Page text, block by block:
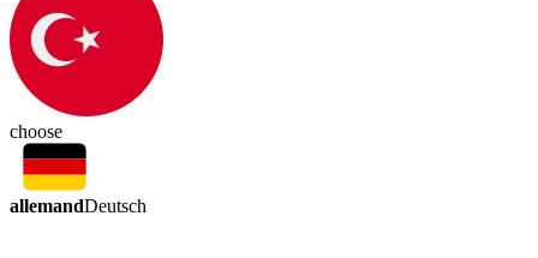
choose
allemandDeutsch